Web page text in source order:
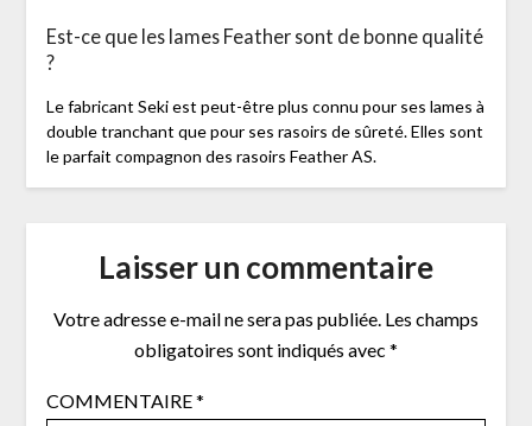
Est-ce que les lames Feather sont de bonne qualité
?
Le fabricant Seki est peut-être plus connu pour ses lames à
double tranchant que pour ses rasoirs de sûreté. Elles sont
le parfait compagnon des rasoirs Feather AS.
Laisser un commentaire
Votre adresse e-mail ne sera pas publiée. Les champs
obligatoires sont indiqués avec *
COMMENTAIRE*